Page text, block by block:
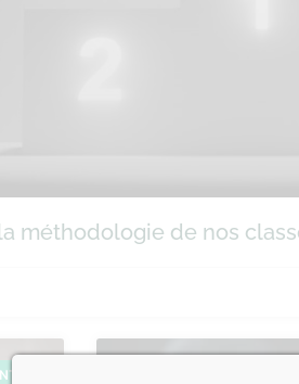
méthodologie de nos